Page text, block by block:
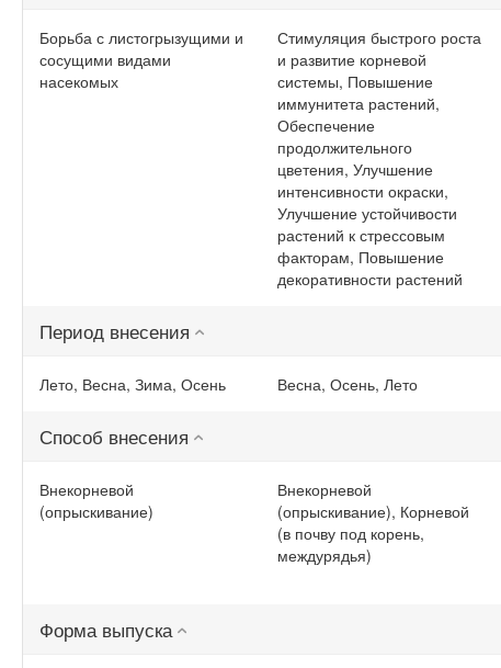
Борьба с листогрызущими и
сосущими видами
насекомых
Стимуляция быстрого роста
и развитие корневой
системы, Повышение
иммунитета растений,
Обеспечение
продолжительного
цветения, Улучшение
интенсивности окраски,
Улучшение устойчивости
растений к стрессовым
факторам, Повышение
декоративности растений
Период внесения
Лето, Весна, Зима, Осень Весна, Осень, Лето
Способ внесения
Внекорневой
(опрыскивание)
Внекорневой
(опрыскивание), Корневой
(в почву под корень,
междурядья)
Форма выпуска